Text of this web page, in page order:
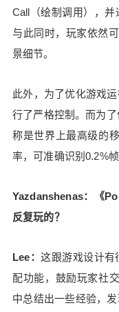
Call（绘制调用），并
与此同时，玩家依然
景细节。
此外，为了优化游戏
行了严格控制。而为
称是世界上最高级的
率，可准确识别0.2%帧
Yazdanshenas：《
反复玩的？
Lee：这跟游戏设计有
配功能，鼓励玩家社
中总结出一些经验，
功是什么样？ Lee
括三个阶段：1）
生成内容和私人服
题，比如：玩家加
至2月，《
近25名好友，也就
平均可能加到25位
加。此外，每多加
ion：One》中交
友次数已经突破
者提供一些建议吗
流用户。为了让更
力，开发者应该多